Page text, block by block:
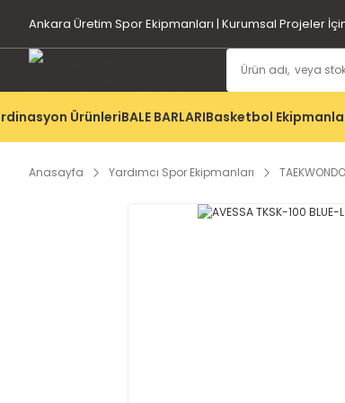
Ankara Üretim Spor Ekipmanları | Kurumsal Projeler
ÜrünleriBALE BARLARIBasketbol
Anasayfa Yardımcı Spor Ekipmanları TAEKWONDO